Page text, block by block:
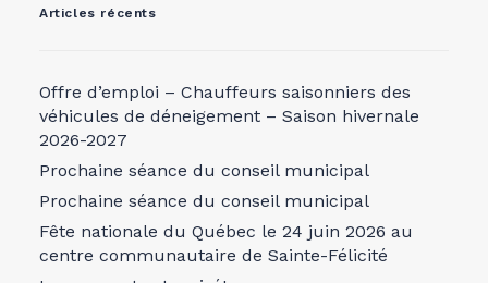
Articles récents
Offre d’emploi – Chauffeurs saisonniers des
véhicules de déneigement – Saison hivernale
2026-2027
Prochaine séance du conseil municipal
Prochaine séance du conseil municipal
Fête nationale du Québec le 24 juin 2026 au
centre communautaire de Sainte-Félicité